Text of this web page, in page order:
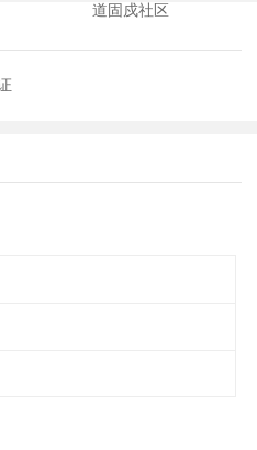
道固戍社区